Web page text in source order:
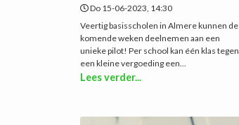
Do 15-06-2023, 14:30
Veertig basisscholen in Almere kunnen de
komende weken deelnemen aan een
unieke pilot! Per school kan één klas tegen
een kleine vergoeding een...
Lees verder...